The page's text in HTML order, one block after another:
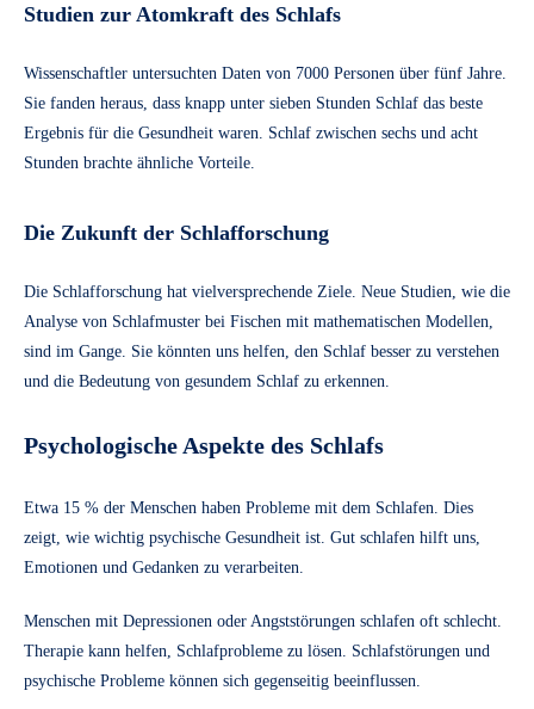
Studien zur Atomkraft des Schlafs
Wissenschaftler untersuchten Daten von 7000 Personen über fünf Jahre.
Sie fanden heraus, dass knapp unter sieben Stunden Schlaf das beste
Ergebnis für die Gesundheit waren. Schlaf zwischen sechs und acht
Stunden brachte ähnliche Vorteile.
Die Zukunft der Schlafforschung
Die Schlafforschung hat vielversprechende Ziele. Neue Studien, wie die
Analyse von Schlafmuster bei Fischen mit mathematischen Modellen,
sind im Gange. Sie könnten uns helfen, den Schlaf besser zu verstehen
und die Bedeutung von gesundem Schlaf zu erkennen.
Psychologische Aspekte des Schlafs
Etwa 15 % der Menschen haben Probleme mit dem Schlafen. Dies
zeigt, wie wichtig psychische Gesundheit ist. Gut schlafen hilft uns,
Emotionen und Gedanken zu verarbeiten.
Menschen mit Depressionen oder Angststörungen schlafen oft schlecht.
Therapie kann helfen, Schlafprobleme zu lösen. Schlafstörungen und
psychische Probleme können sich gegenseitig beeinflussen.